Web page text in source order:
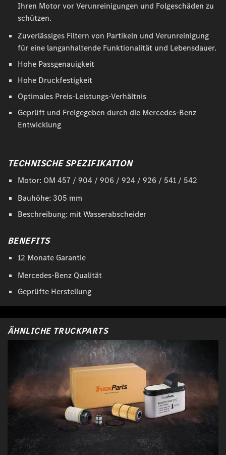
Ihren Motor vor Verunreinigungen und Folgeschäden zu
schützen.
Zuverlässiges Filtern von Partikeln und Verunreinigung
für eine langanhaltende Funktionalität und Lebensdauer.
Hohe Passgenauigkeit
Hohe Druckfestigkeit
Optimales Preis-Leistungs-Verhältnis
Geprüft und Freigegeben durch die Mercedes-Benz
Entwicklung
TECHNISCHE SPEZIFIKATION
Motor: OM 457 / 904 / 906 / 924 / 926 / 541 / 542
Bauhöhe: 305 mm
Beschreibung: mit Wasserabscheider
BENEFITS
12 Monate Garantie
Mercedes-Benz Qualität
Geprüfte Herstellung
ÄHNLICHE TRUCKPARTS